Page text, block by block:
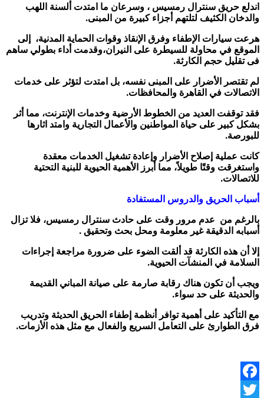
اندلع حريق سنترال رمسيس ، وسرعان ما امتدت ألسنة اللهب
والدخان الكثيف لتلتهم أجزاء كبيرة من المبنى.
هرعت سيارات الإطفاء وفرق الإنقاذ وقوات الحماية المدنية، إلى
الموقع في محاولة للسيطرة على النيران،وقدمت أداء بطولي ساهم
فى تقليل حجم الكارثة.
لم تقتصر الأضرار على المبنى نفسه، بل امتدت لتؤثر على خدمات
الاتصالات في القاهرة والمحافظات.
فقد توقفت العديد من الخطوط الأرضية وخدمات الإنترنت، مما أثر
بشكل كبير على حياة المواطنين والأعمال التجارية وامتد اثارها
للبورصة.
كانت عملية إصلاح الأضرار وإعادة تشغيل الخدمات معقدة
واستغرقت وقتًا طويلاً، مما أبرز الأهمية الحيوية للبنية التحتية
للاتصالات.
أسباب الحريق والدروس المستفادة
بالرغم من عدم مرور وقت على حادث سنترال رمسيس، فلا تزال
أسبابه الدقيقة غير معلومة ومحل بحث وتحقيق .
إلا أن هذه الكارثة قد ألقت الضوء على ضرورة مراجعة إجراءات
السلامة في المنشآت الحيوية.
ويجب أن تكون هناك رقابة صارمة على صيانة المباني القديمة
والحديثة على حد سواء.
مع التأكيد على أهمية توافر أنظمة إطفاء الحريق الحديثة وتدريب
فرق الطوارئ على التعامل السريع والفعال مع مثل هذه الأزمات.
Facebook